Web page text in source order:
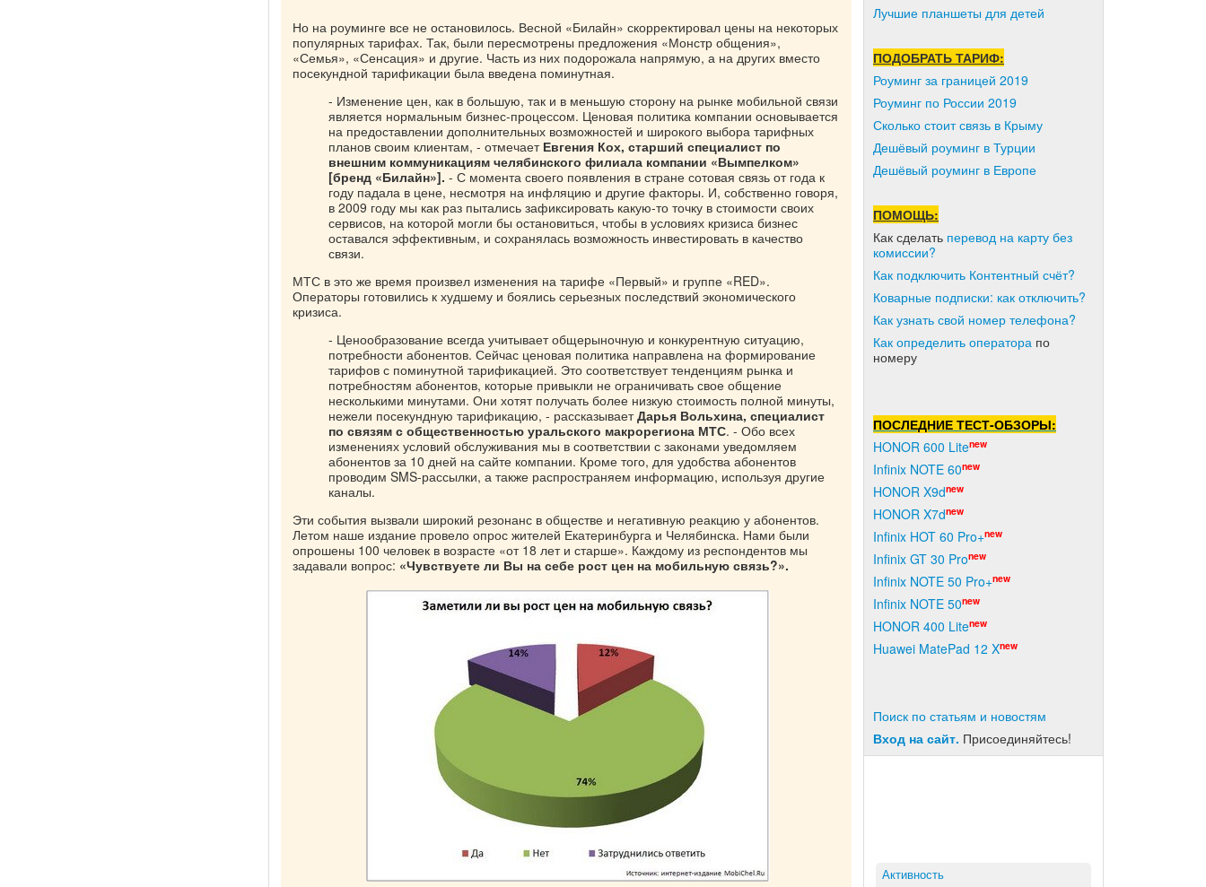
Но на роуминге все не остановилось. Весной «Билайн» скорректировал цены на некоторых
популярных тарифах. Так, были пересмотрены предложения «Монстр общения»,
«Семья», «Сенсация» и другие. Часть из них подорожала напрямую, а на других вместо
посекундной тарификации была введена поминутная.
- Изменение цен, как в большую, так и в меньшую сторону на рынке мобильной связи
является нормальным бизнес-процессом. Ценовая политика компании основывается
на предоставлении дополнительных возможностей и широкого выбора тарифных
планов своим клиентам, - отмечает Евгения Кох, старший специалист по
внешним коммуникациям челябинского филиала компании «Вымпелком»
[бренд «Билайн»]. - С момента своего появления в стране сотовая связь от года к
году падала в цене, несмотря на инфляцию и другие факторы. И, собственно говоря,
в 2009 году мы как раз пытались зафиксировать какую-то точку в стоимости своих
сервисов, на которой могли бы остановиться, чтобы в условиях кризиса бизнес
оставался эффективным, и сохранялась возможность инвестировать в качество
связи.
МТС в это же время произвел изменения на тарифе «Первый» и группе «RED».
Операторы готовились к худшему и боялись серьезных последствий экономического
кризиса.
- Ценообразование всегда учитывает общерыночную и конкурентную ситуацию,
потребности абонентов. Сейчас ценовая политика направлена на формирование
тарифов с поминутной тарификацией. Это соответствует тенденциям рынка и
потребностям абонентов, которые привыкли не ограничивать свое общение
несколькими минутами. Они хотят получать более низкую стоимость полной минуты,
нежели посекундную тарификацию, - рассказываетДарья Вольхина, специалист
по связям с общественностью уральского макрорегиона МТС. - Обо всех
изменениях условий обслуживания мы в соответствии с законами уведомляем
абонентов за 10 дней на сайте компании. Кроме того, для удобства абонентов
проводим SMS-рассылки, а также распространяем информацию, используя другие
каналы.
Эти события вызвали широкий резонанс в обществе и негативную реакцию у абонентов.
Летом наше издание провело опрос жителей Екатеринбурга и Челябинска. Нами были
опрошены 100 человек в возрасте «от 18 лет и старше». Каждому из респондентов мы
задавали вопрос: «Чувствуете ли Вы на себе рост цен на мобильную связь?».
Лучшие планшеты для детей
ПОДОБРАТЬ ТАРИФ:
Роуминг за границей 2019
Роуминг по России 2019
Сколько стоит связь в Крыму
Дешёвый роуминг в Турции
Дешёвый роуминг в Европе
ПОМОЩЬ:
Как сделать перевод на карту без
комиссии?
Как подключить Контентный счёт?
Коварные подписки: как отключить?
Как узнать свой номер телефона?
Как определить оператора по
номеру
ПОСЛЕДНИЕ ТЕСТ-ОБЗОРЫ:
HONOR 600 Litenew
Infinix NOTE 60new
HONOR X9dnew
HONOR X7dnew
Infinix HOT 60 Pro+new
Infinix GT 30 Pronew
Infinix NOTE 50 Pro+new
Infinix NOTE 50new
HONOR 400 Litenew
Huawei MatePad 12 Xnew
Поиск по статьям и новостям
Вход на сайт. Присоединяйтесь!
Активность